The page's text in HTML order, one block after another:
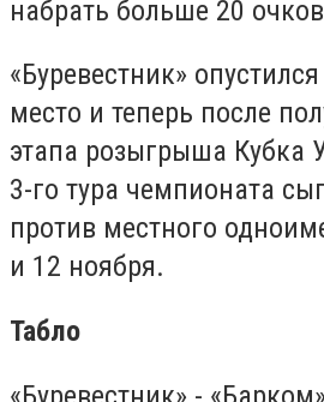
набрать больше 20
«Буревестник»
место и теперь после
этапа розыгрыша Кубка
3-го тура чемпионата
против местного
и 12 ноября.
Табло